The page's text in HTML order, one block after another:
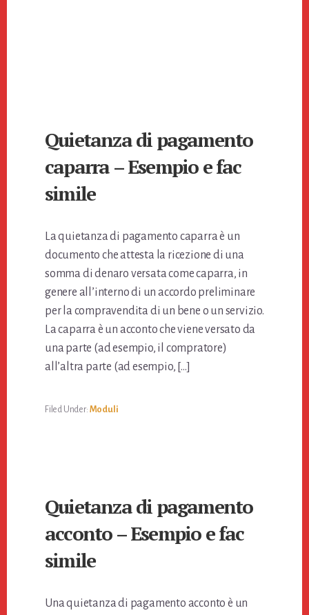
Quietanza di pagamento
caparra – Esempio e fac
simile
La quietanza di pagamento caparra è un
documento che attesta la ricezione di una
somma di denaro versata come caparra, in
genere all’interno di un accordo preliminare
per la compravendita di un bene o un servizio.
La caparra è un acconto che viene versato da
una parte (ad esempio, il compratore)
all’altra parte (ad esempio, […]
Filed Under: Moduli
Quietanza di pagamento
acconto – Esempio e fac
simile
Una quietanza di pagamento acconto è un